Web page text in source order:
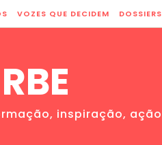
VOZES QUE DECIDEM DOSSIERS
inspiração, ação